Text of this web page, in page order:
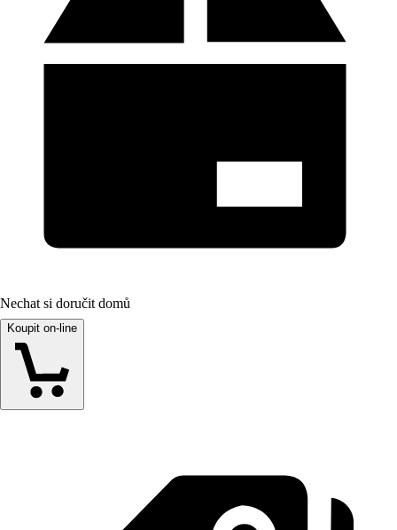
Nechat si doručit domů
Koupit on-line